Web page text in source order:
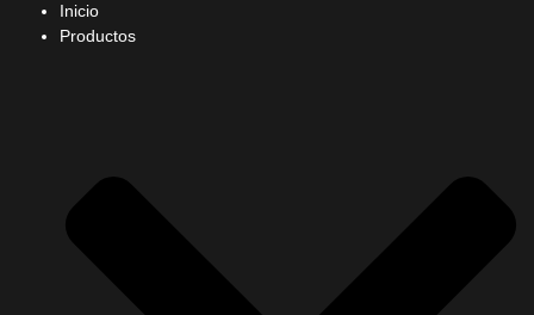
Inicio
Productos